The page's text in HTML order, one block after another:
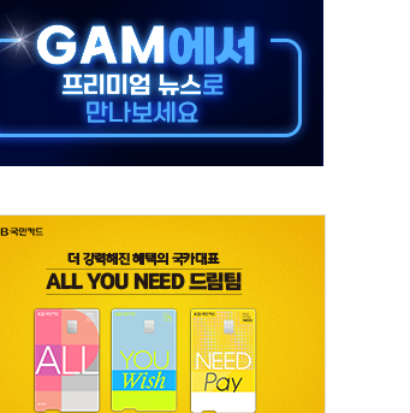
팔아 엔화 부양' 사후 통보만
는 경기 신호가 달라졌다
2개월 만
원회 위촉장 수여식 및 1차 회의
수주